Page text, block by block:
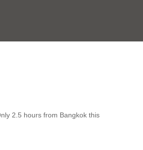
2.5 hours from Bangkok this